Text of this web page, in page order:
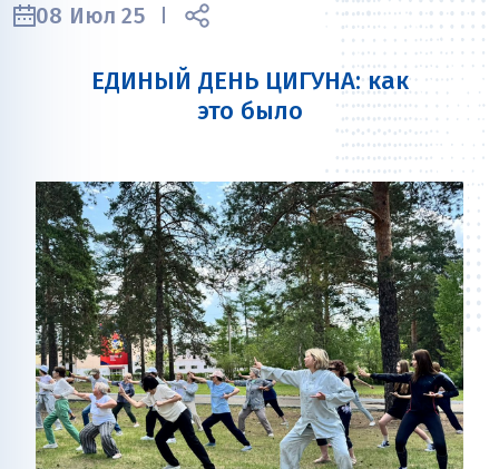
08 Июл 25
ЕДИНЫЙ ДЕНЬ ЦИГУНА: как
это было